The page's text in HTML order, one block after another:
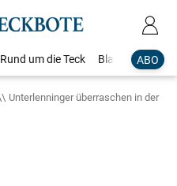
ABO
Rund um die Teck Blaulicht
Unterlenninger überraschen in der